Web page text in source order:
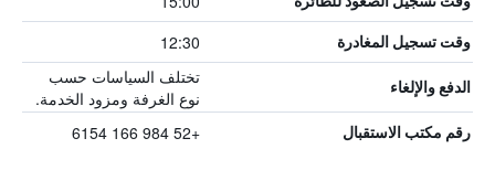
وقت تسجيل المغادرة 12:30
الدفع والإلغاء
تختلف السياسات حسب
نوع الغرفة ومزود الخدمة.
رقم مكتب الاستقبال +52 984 166 6154